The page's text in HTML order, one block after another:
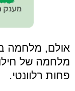
אולם, מלחמה
מלחמה של
פחות רלוונטי.